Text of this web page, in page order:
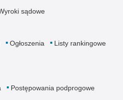
sądowe
Ogłoszenia
Listy rankingowe
Postępowania podprogowe